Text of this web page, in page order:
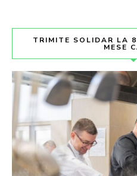
TRIMITE SOLIDAR LA
MESE